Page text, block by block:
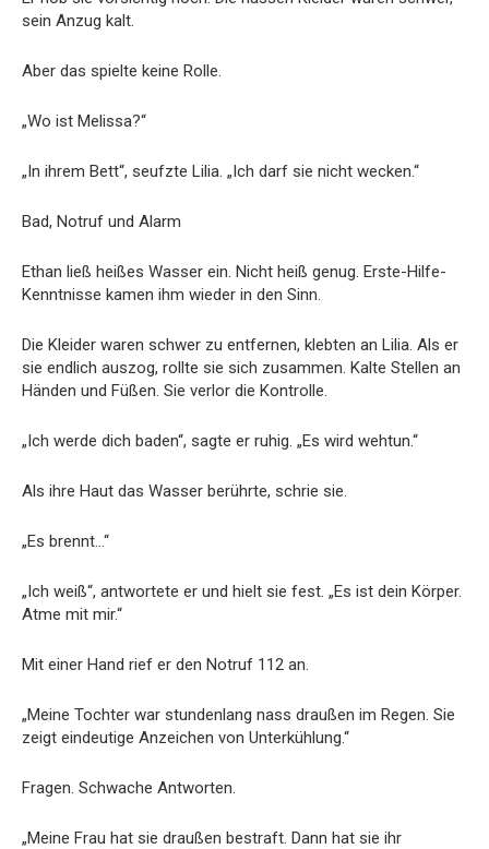
sein Anzug kalt.
Aber das spielte keine Rolle.
„Wo ist Melissa?“
„In ihrem Bett“, seufzte Lilia. „Ich darf sie nicht wecken.“
Bad, Notruf und Alarm
Ethan ließ heißes Wasser ein. Nicht heiß genug. Erste-Hilfe-
Kenntnisse kamen ihm wieder in den Sinn.
Die Kleider waren schwer zu entfernen, klebten an Lilia. Als er
sie endlich auszog, rollte sie sich zusammen. Kalte Stellen an
Händen und Füßen. Sie verlor die Kontrolle.
„Ich werde dich baden“, sagte er ruhig. „Es wird wehtun.“
Als ihre Haut das Wasser berührte, schrie sie.
„Es brennt…“
„Ich weiß“, antwortete er und hielt sie fest. „Es ist dein Körper.
Atme mit mir.“
Mit einer Hand rief er den Notruf 112 an.
„Meine Tochter war stundenlang nass draußen im Regen. Sie
zeigt eindeutige Anzeichen von Unterkühlung.“
Fragen. Schwache Antworten.
„Meine Frau hat sie draußen bestraft. Dann hat sie ihr